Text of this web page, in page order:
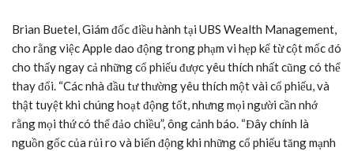
Brian Buetel, Giám đốc điều hành tại UBS Wealth Management,
cho rằng việc Apple dao động trong phạm vi hẹp kể từ cột mốc đó
cho thấy ngay cả những cổ phiếu được yêu thích nhất cũng có thể
thay đổi. “Các nhà đầu tư thường yêu thích một vài cổ phiếu, và
thật tuyệt khi chúng hoạt động tốt, nhưng mọi người cần nhớ
rằng mọi thứ có thể đảo chiều”, ông cảnh báo. “Đây chính là
nguồn gốc của rủi ro và biến động khi những cổ phiếu tăng mạnh